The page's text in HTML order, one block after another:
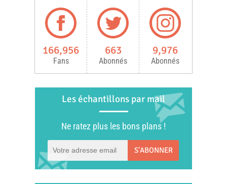
166,956
Fans
663
Abonnés
9,976
Abonnés
Les échantillons par mail
Ne ratez plus les bons plans !
S'ABONNER